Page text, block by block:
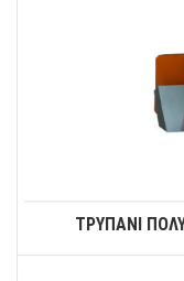
ΤΡΥΠΑΝΙ